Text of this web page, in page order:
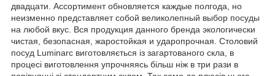
двадцати. Ассортимент обновляется каждые полгода, но
неизменно представляет собой великолепный выбор посуды
на любой вкус. Вся продукция данного бренда экологически
чистая, безопасная, жаростойкая и ударопрочная. Столовий
посуд Luminarc виготовляється із загартованого скла, в
процесі виготовлення упрочняясь більш ніж в три рази в